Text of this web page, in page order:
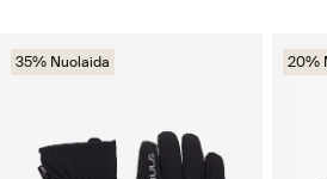
35% Nuolaida 20%